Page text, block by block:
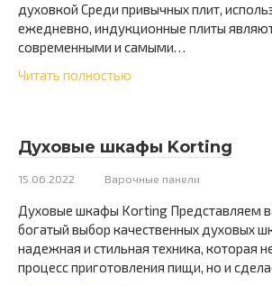
духовкой Среди привычных плит,
ежедневно, индукционные плиты
современными и самыми…
Читать полностью
Духовые шкафы Korting
15.06.2022 Варочные панели
Духовые шкафы Korting Представляем
богатый выбор качественных духовых
надежная и стильная техника, которая
процесс приготовления пищи, но и